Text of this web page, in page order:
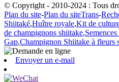
© Copyright - 2010-2024 : Tous
Plan du site-Plan du siteTrans-
Shiitaké,Huître royale,Kit de
de champignons shiitake,
Gap,Champignon Shiitake à fleurs
Envoyer un e-mail